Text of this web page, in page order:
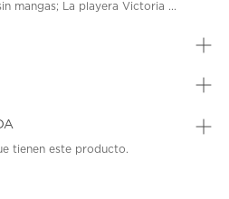
mangas; La playera Victoria ...
tienen este producto.